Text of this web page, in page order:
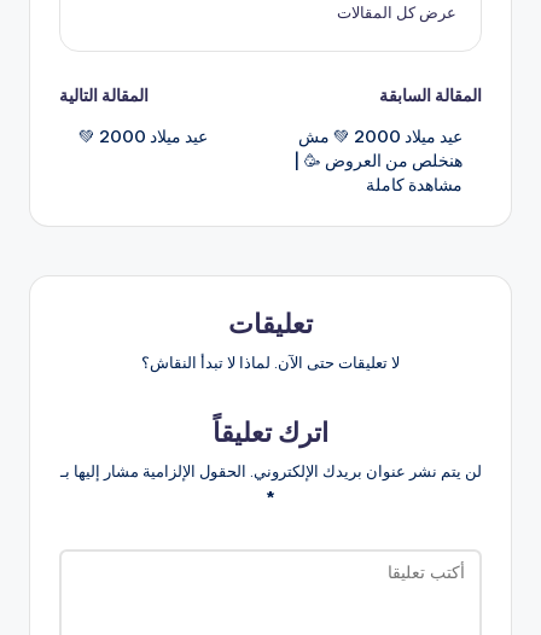
عرض كل المقالات
تصفّح
المقالات
المقالة السابقة
عيد ميلاد 2000 💚 مش
هنخلص من العروض 🥳 |
مشاهدة كاملة
المقالة التالية
عيد ميلاد 2000 💚
تعليقات
لا تعليقات حتى الآن. لماذا لا تبدأ النقاش؟
اترك تعليقاً
لن يتم نشر عنوان بريدك الإلكتروني. الحقول الإلزامية مشار إليها بـ
*